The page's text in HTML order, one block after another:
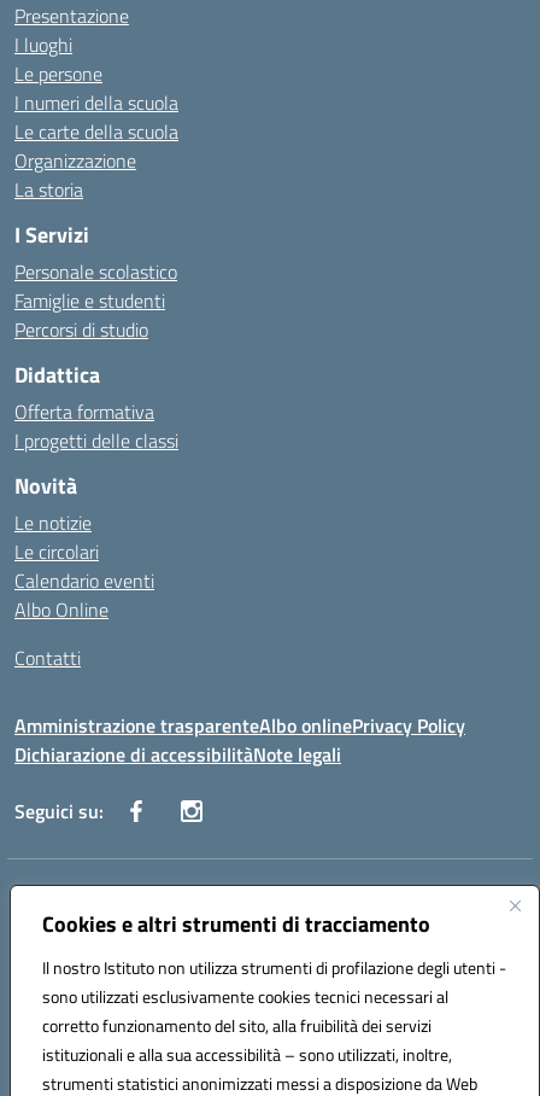
Cookies e altri strumenti di tracciamento
Il nostro Istituto non utilizza strumenti di profilazione degli utenti -
sono utilizzati esclusivamente cookies tecnici necessari al
corretto funzionamento del sito, alla fruibilità dei servizi
istituzionali e alla sua accessibilità – sono utilizzati, inoltre,
strumenti statistici anonimizzati messi a disposizione da Web
Presentazione
I luoghi
Le persone
I numeri della scuola
Le carte della scuola
Organizzazione
La storia
I Servizi
Personale scolastico
Famiglie e studenti
Percorsi di studio
Didattica
Offerta formativa
I progetti delle classi
Novità
Le notizie
Le circolari
Calendario eventi
Albo Online
Contatti
Amministrazione trasparenteAlbo onlinePrivacy Policy
Dichiarazione di accessibilitàNote legali
Seguici su:
Indirizzo:
Centralino:0881636571 Email:fgps040004@istruzione.it
Codice fiscale: 80031370713
Codice meccanografico:
FGPS040004
Codice Indice delle Pubbliche Amministrazioni (IPA): istsc_fgps040004